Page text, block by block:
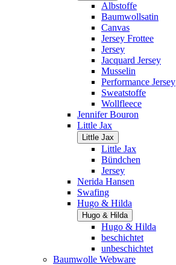
Albstoffe
Baumwollsatin
Canvas
Jersey Frottee
Jersey
Jacquard Jersey
Musselin
Performance Jersey
Sweatstoffe
Wollfleece
Jennifer Bouron
Little Jax
Little Jax
Little Jax
Bündchen
Jersey
Nerida Hansen
Swafing
Hugo & Hilda
Hugo & Hilda
Hugo & Hilda
beschichtet
unbeschichtet
Baumwolle Webware